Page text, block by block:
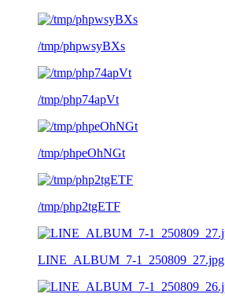
/tmp/phpwsyBXs
/tmp/php74apVt
/tmp/phpeOhNGt
/tmp/php2tgETF
LINE_ALBUM_7-1_250809_27.jpg